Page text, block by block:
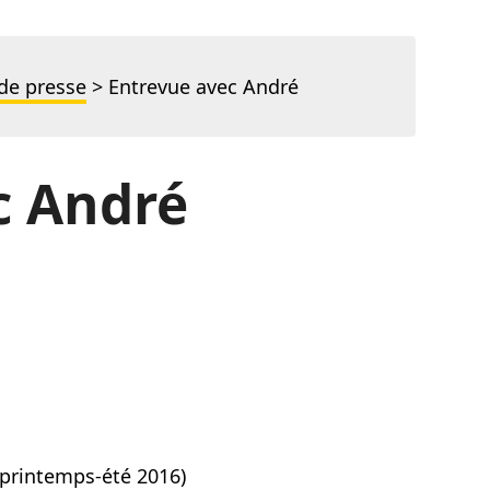
presse > Entrevue avec André
André
été 2016)